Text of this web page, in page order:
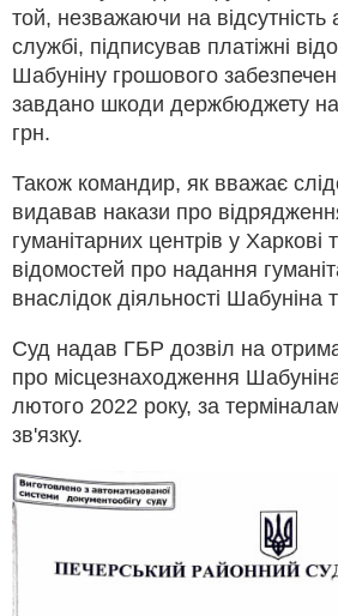
той, незважаючи на відсутність
службі, підписував платіжні
Шабуніну грошового
завдано шкоди держбюджету на
грн.
Також командир, як вважає
видавав накази про
гуманітарних центрів у
відомостей про надання
внаслідок діяльності Шабуніна
Суд надав ГБР дозвіл на
про місцезнаходження
лютого 2022 року, за
зв'язку.